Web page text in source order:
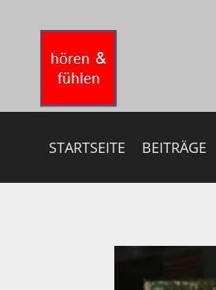
springen
STARTSEITE BEITRÄGE